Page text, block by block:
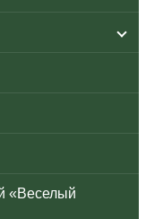
«Веселый